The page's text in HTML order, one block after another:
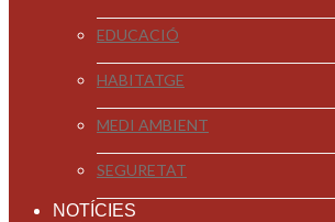
EDUCACIÓ
HABITATGE
MEDI AMBIENT
SEGURETAT
NOTÍCIES